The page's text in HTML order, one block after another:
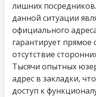
лишних
данной ситуации
официального
гарантирует прямое
отсутствие
Тысячи опытных
адрес в закладки,
доступ к